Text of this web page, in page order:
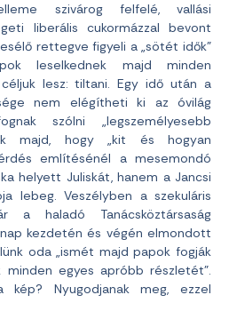
szivárog felfelé, vallási
liberális cukormázzal bevont
rettegve figyeli a „sötét idők”
leselkednek majd minden
lesz: tiltani. Egy idő után a
nem elégítheti ki az óvilág
szólni „legszemélyesebb
majd, hogy „kit és hogyan
említésénél a mesemondó
helyett Juliskát, hanem a Jancsi
lebeg. Veszélyben a szekuláris
haladó Tanácsköztársaság
kezdetén és végén elmondott
oda „ismét majd papok fogják
minden egyes apróbb részletét”.
Nyugodjanak meg, ezzel